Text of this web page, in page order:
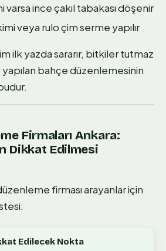
ince çakıl tabakası döşenir
veya rulo çim serme yapılır
ilk yazda sararır, bitkiler tutmaz
bahçe düzenlemesinin
Firmaları Ankara:
Dikkat Edilmesi
firması arayanlar için
Edilecek Nokta